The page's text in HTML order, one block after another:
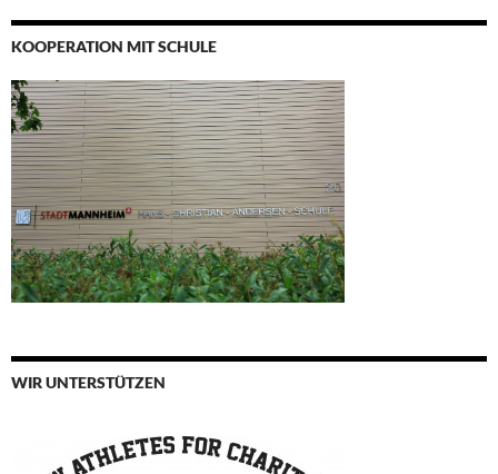
KOOPERATION MIT SCHULE
WIR UNTERSTÜTZEN